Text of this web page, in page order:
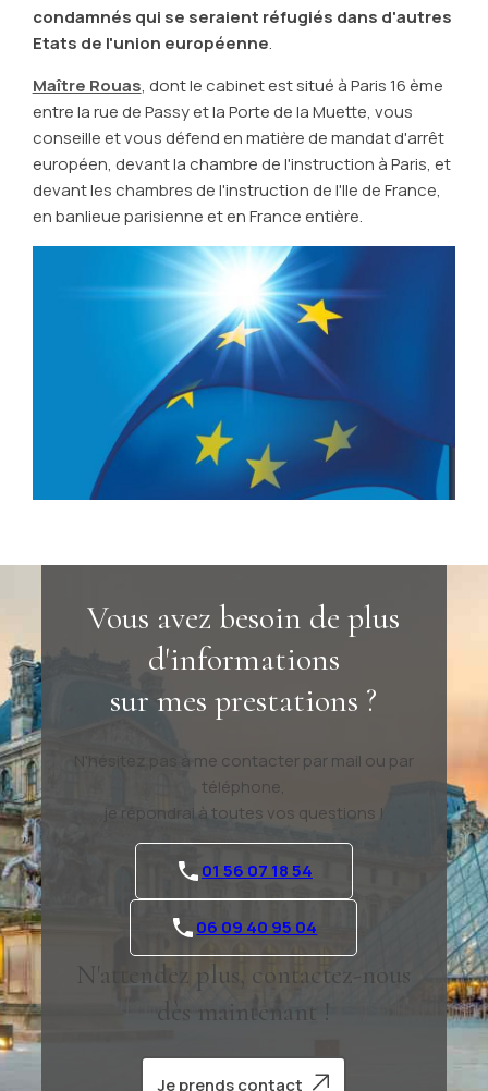
condamnés qui se seraient réfugiés dans d'autres
Etats de l'union européenne.
Maître Rouas, dont le cabinet est situé à Paris 16 ème
entre la rue de Passy et la Porte de la Muette, vous
conseille et vous défend en matière de mandat d'arrêt
européen, devant la chambre de l'instruction à Paris, et
devant les chambres de l'instruction de l'Ile de France,
en banlieue parisienne et en France entière.
Vous avez besoin de plus
d'informations
sur mes prestations ?
N'hésitez pas à me contacter par mail ou par
téléphone,
je répondrai à toutes vos questions !
01 56 07 18 54
06 09 40 95 04
N'attendez plus, contactez-nous
dès maintenant !
Je prends contact